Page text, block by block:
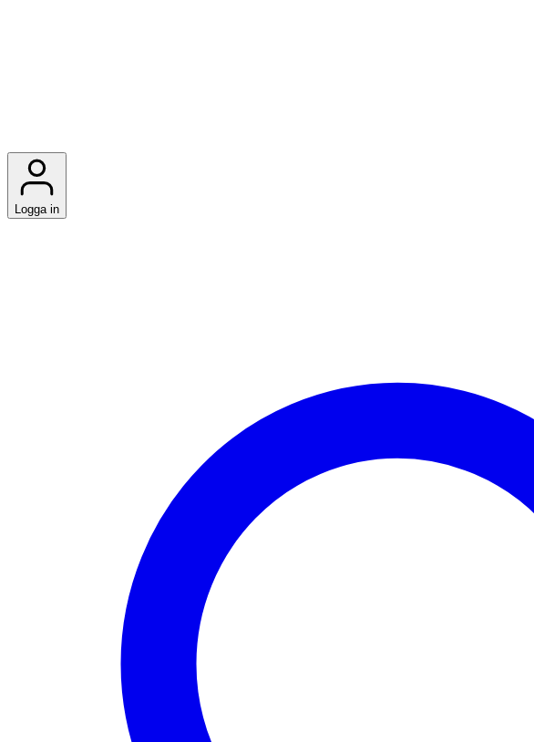
Logga in